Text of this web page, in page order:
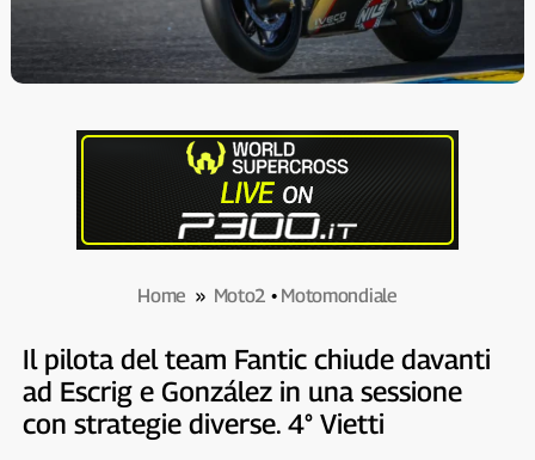
Home » Moto2 • Motomondiale
Il pilota del team Fantic chiude davanti
ad Escrig e González in una sessione
con strategie diverse. 4° Vietti